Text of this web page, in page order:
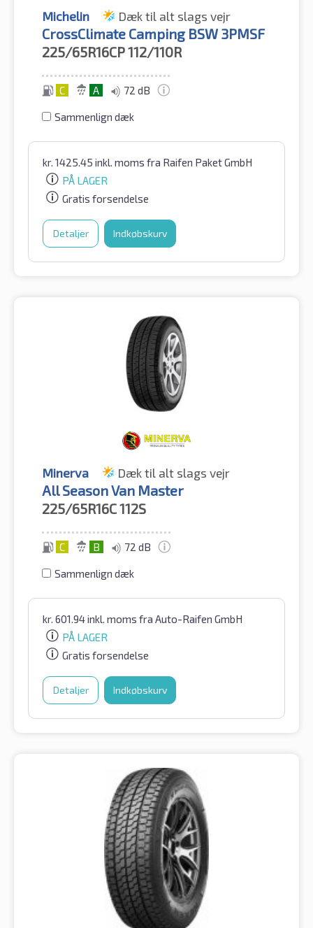
Michelin Dæk til alt slags vejr
CrossClimate Camping BSW 3PMSF
225/65R16CP112/110R
C A 72 dB
Sammenlign dæk
kr. 1425.45 inkl. moms fra Raifen Paket GmbH
PÅ LAGER
Gratis forsendelse
Detaljer Indkøbskurv
Minerva Dæk til alt slags vejr
All Season Van Master
225/65R16C112S
C B 72 dB
Sammenlign dæk
kr. 601.94inkl. moms fra Auto-Raifen GmbH
PÅ LAGER
Gratis forsendelse
Detaljer Indkøbskurv